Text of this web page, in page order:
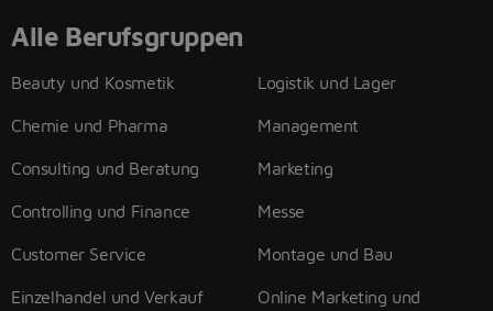
Alle Berufsgruppen
Beauty und Kosmetik
Chemie und Pharma
Consulting und Beratung
Controlling und Finance
Customer Service
Einzelhandel und Verkauf
Logistik und Lager
Management
Marketing
Messe
Montage und Bau
Online Marketing und